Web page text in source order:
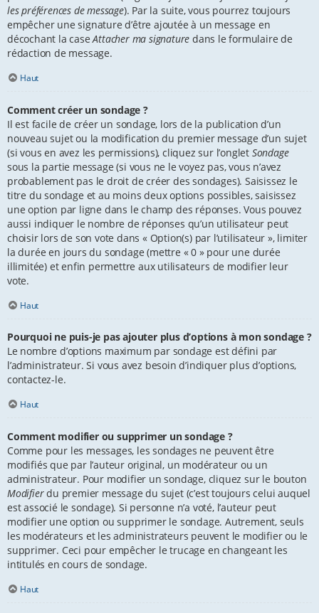
les préférences de message). Par la suite, vous pourrez toujours
empêcher une signature d’être ajoutée à un message en
décochant la caseAttacher ma signature dans le formulaire de
rédaction de message.
Haut
Comment créer un sondage ?
Il est facile de créer un sondage, lors de la publication d’un
nouveau sujet ou la modification du premier message d’un sujet
(si vous en avez les permissions), cliquez sur l’onglet Sondage
sous la partie message (si vous ne le voyez pas, vous n’avez
probablement pas le droit de créer des sondages). Saisissez le
titre du sondage et au moins deux options possibles, saisissez
une option par ligne dans le champ des réponses. Vous pouvez
aussi indiquer le nombre de réponses qu’un utilisateur peut
choisir lors de son vote dans « Option(s) par l’utilisateur », limiter
la durée en jours du sondage (mettre « 0 » pour une durée
illimitée) et enfin permettre aux utilisateurs de modifier leur
vote.
Haut
Pourquoi ne puis-je pas ajouter plus d’options à mon sondage ?
Le nombre d’options maximum par sondage est défini par
l’administrateur. Si vous avez besoin d’indiquer plus d’options,
contactez-le.
Haut
Comment modifier ou supprimer un sondage ?
Comme pour les messages, les sondages ne peuvent être
modifiés que par l’auteur original, un modérateur ou un
administrateur. Pour modifier un sondage, cliquez sur le bouton
Modifierdu premier message du sujet (c’est toujours celui auquel
est associé le sondage). Si personne n’a voté, l’auteur peut
modifier une option ou supprimer le sondage. Autrement, seuls
les modérateurs et les administrateurs peuvent le modifier ou le
supprimer. Ceci pour empêcher le trucage en changeant les
intitulés en cours de sondage.
Haut